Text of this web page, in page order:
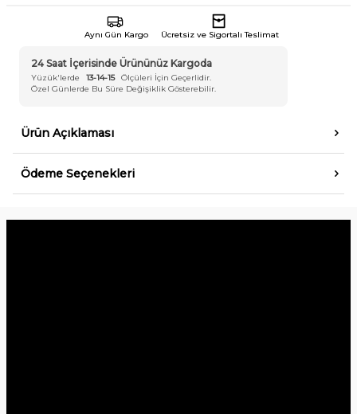
Aynı Gün Kargo Ücretsiz ve Sigortalı Teslimat
24 Saat İçerisinde Ürününüz Kargoda
Yüzük'lerde 13-14-15
Ölçüleri İçin Geçerlidir.
Özel Günlerde Bu Süre Değişiklik Gösterebilir.
Ürün Açıklaması
Ödeme Seçenekleri